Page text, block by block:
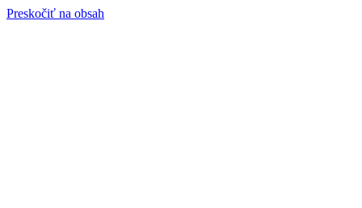
Preskočiť na obsah